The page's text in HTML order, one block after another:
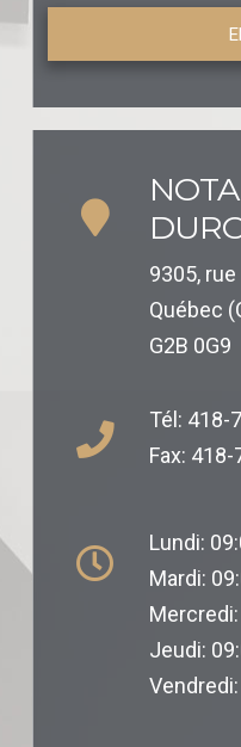
9305,
Québec
G2B 0G9
Tél: 418-
Fax:
Lundi:
Mardi:
Jeudi: